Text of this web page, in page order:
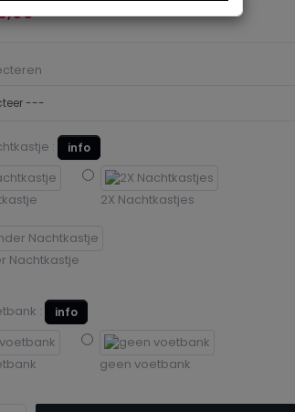
: info
2X Nachtkastjes
Nachtkastje
: info
geen voetbank